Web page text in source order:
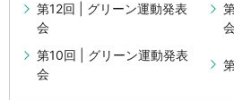
第12回 | グリーン運動発表
会
第10回 | グリーン運動発表
会